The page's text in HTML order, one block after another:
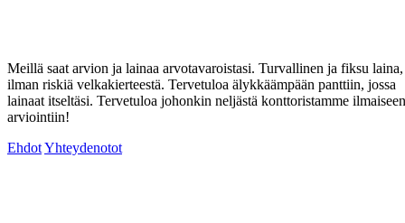
Meillä saat arvion ja lainaa arvotavaroistasi. Turvallinen ja fiksu laina,
ilman riskiä velkakierteestä. Tervetuloa älykkäämpään panttiin, jossa
lainaat itseltäsi. Tervetuloa johonkin neljästä konttoristamme ilmaiseen
arviointiin!
EhdotYhteydenotot